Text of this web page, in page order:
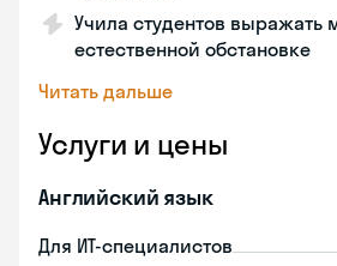
Учила студентов выражать
естественной обстановке
Читать дальше
Услуги и цены
Английский язык
Для ИТ-специалистов